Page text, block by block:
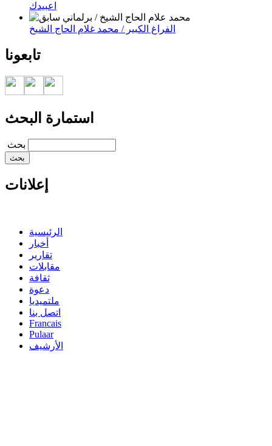
اعبيدك
الفراغ الكبير / محمد غلام الحاج الشيخ
تابعونا
استمارة البحث
‏بحث ‏
إعلانات
الرئيسية
أخبار
تقارير
مقابلات
ثقافة
دعوة
ملتميديا
اتصل بنا
Francais
Pulaar
الأرشيف